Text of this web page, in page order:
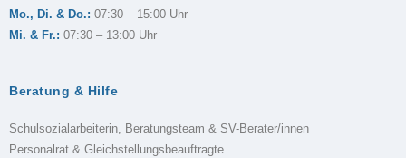
Mo., Di. & Do.: 07:30 – 15:00 Uhr
Mi. & Fr.: 07:30 – 13:00 Uhr
Beratung & Hilfe
Schulsozialarbeiterin, Beratungsteam & SV-Berater/innen
Personalrat & Gleichstellungsbeauftragte